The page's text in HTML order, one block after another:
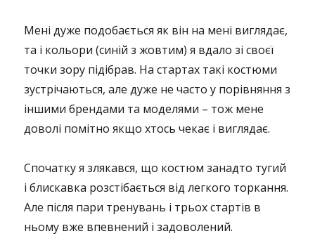
Мені дуже подобається як він на мені виглядає,
та і кольори (синій з жовтим) я вдало зі своєї
точки зору підібрав. На стартах такі костюми
зустрічаються, але дуже не часто у порівняння з
іншими брендами та моделями – тож мене
доволі помітно якщо хтось чекає і виглядає.
Спочатку я злякався, що костюм занадто тугий
і блискавка розстібається від легкого торкання.
Але після пари тренувань і трьох стартів в
ньому вже впевнений і задоволений.